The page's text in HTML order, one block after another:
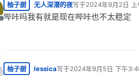
离线
柚子厨 无人深潜的夜写于2024年9月2日
最后由 编辑
哔咔吗我有就是现在哔咔也不太稳定
柚子厨 lessica写于2024年9月5日 下午
最后由 编辑